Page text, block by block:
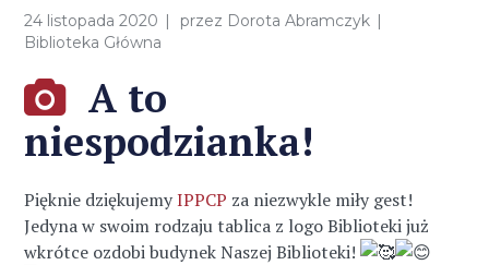
24 listopada 2020 przez Dorota Abramczyk
Biblioteka Główna
A to
niespodzianka!
Pięknie dziękujemyIPPCP za niezwykle miły gest!
Jedyna w swoim rodzaju tablica z logo Biblioteki już
wkrótce ozdobi budynek Naszej Biblioteki!